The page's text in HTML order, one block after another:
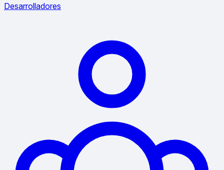
Desarrolladores